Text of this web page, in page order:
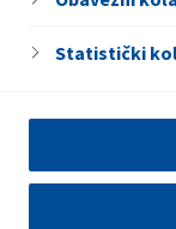
Statistički